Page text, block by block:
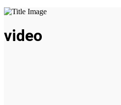
video